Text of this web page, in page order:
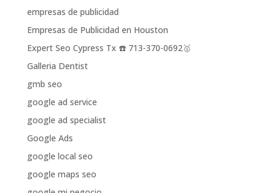
empresas de publicidad
Empresas de Publicidad en Houston
Expert Seo Cypress Tx ☎️ 713-370-0692🥇
Galleria Dentist
gmb seo
google ad service
google ad specialist
Google Ads
google local seo
google maps seo